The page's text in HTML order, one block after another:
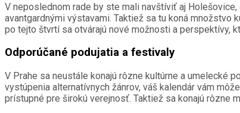
V neposlednom rade by ste mali navštíviť aj
avantgardnými výstavami. Taktiež sa tu koná množstvo
po tejto štvrtí sa otvárajú nové možnosti a perspektívy,
Odporúčané podujatia a festivaly
V Prahe sa neustále konajú rôzne kultúrne a umelecké
vystúpenia alternatívnych žánrov, váš kalendár vám
prístupné pre širokú verejnosť. Taktiež sa konajú rôzne